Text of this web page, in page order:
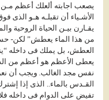
يصعب اجابته ألعلك أعظم مـن
الأشـياء أن تقبلـه هـو الذى
يقـارن بيـن الحياة الروحية
من هذا الماء يعطش” لكن-
العطش، بل يملك فى داخله
يعطى الأعظم هو أعظم من
نفس مجد الغالب. ويجب أن
القـدس بالماء.. الذى إذا
تفيض على الدوام فى داخله